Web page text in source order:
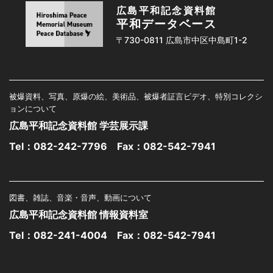
広島平和記念資料館
平和データベース
〒730-0811 広島市中区中島町1-2
被爆資料、写真、原爆の絵、美術品、被爆者証言ビデオ、特別コレクシ
ョンについて
広島平和記念資料館 学芸展示課
Tel： 082-242-7796 Fax：082-542-7941
図書、雑誌、音楽・音声、動画について
広島平和記念資料館 情報資料室
Tel： 082-241-4004 Fax：082-542-7941